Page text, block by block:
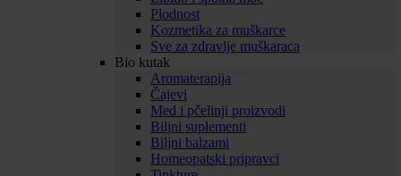
Plodnost
Kozmetika za muškarce
Sve za zdravlje muškaraca
Bio kutak
Aromaterapija
Čajevi
Med i pčelinji proizvodi
Biljni suplementi
Biljni balzami
Homeopatski pripravci